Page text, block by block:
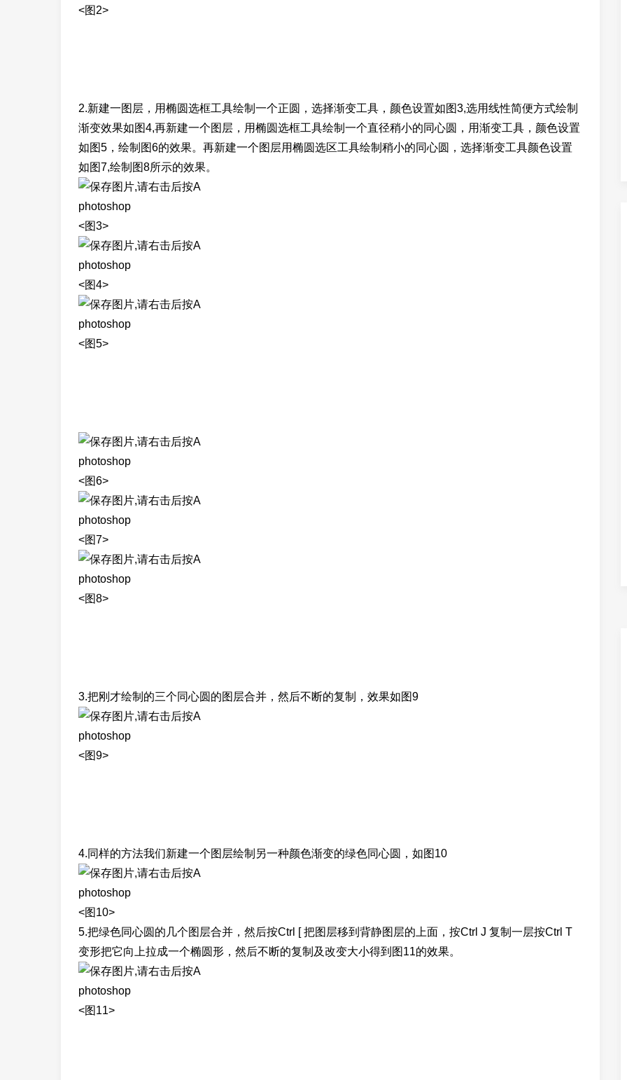
<图2>
2.新建一图层，用椭圆选框工具绘制一个正圆，选择渐变工具，颜色设置如图3,选用线性简便方式绘制
渐变效果如图4,再新建一个图层，用椭圆选框工具绘制一个直径稍小的同心圆，用渐变工具，颜色设置
如图5，绘制图6的效果。再新建一个图层用椭圆选区工具绘制稍小的同心圆，选择渐变工具颜色设置
如图7,绘制图8所示的效果。
photoshop
<图3>
photoshop
<图4>
photoshop
<图5>
photoshop
<图6>
photoshop
<图7>
photoshop
<图8>
3.把刚才绘制的三个同心圆的图层合并，然后不断的复制，效果如图9
photoshop
<图9>
4.同样的方法我们新建一个图层绘制另一种颜色渐变的绿色同心圆，如图10
photoshop
<图10>
5.把绿色同心圆的几个图层合并，然后按Ctrl [ 把图层移到背静图层的上面，按Ctrl J 复制一层按Ctrl T
变形把它向上拉成一个椭圆形，然后不断的复制及改变大小得到图11的效果。
photoshop
<图11>